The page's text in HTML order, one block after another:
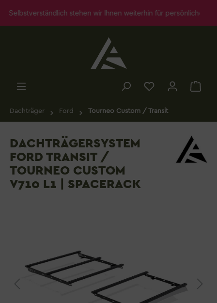
springen
Ihnen weiterhin für persönliche Beratungsgespräche zur
Dachträger Ford Tourneo Custom / Transit
DACHTRÄGERSYSTEM
FORD TRANSIT /
TOURNEO CUSTOM
V710 L1 | SPACERACK